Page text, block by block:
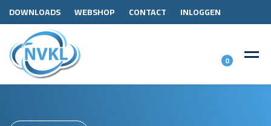
DOWNLOADS WEBSHOP CONTACT INLOGGEN
0